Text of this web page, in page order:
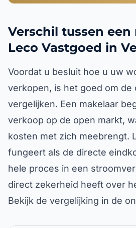
Verschil tussen een
Leco Vastgoed in
Voordat u besluit hoe u uw
verkopen, is het goed om de
vergelijken. Een makelaar
verkoop op de open markt,
kosten met zich meebrengt.
fungeert als de directe
hele proces in een
direct zekerheid heeft over
Bekijk de vergelijking in de